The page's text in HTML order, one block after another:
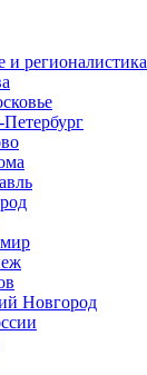
и регионалистика
Новгород